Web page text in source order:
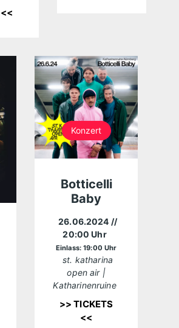
Konzert
Botticelli
Baby
26.06.2024 //
20:00 Uhr
Einlass: 19:00 Uhr
st. katharina
open air |
Katharinenruine
>> TICKETS
<<